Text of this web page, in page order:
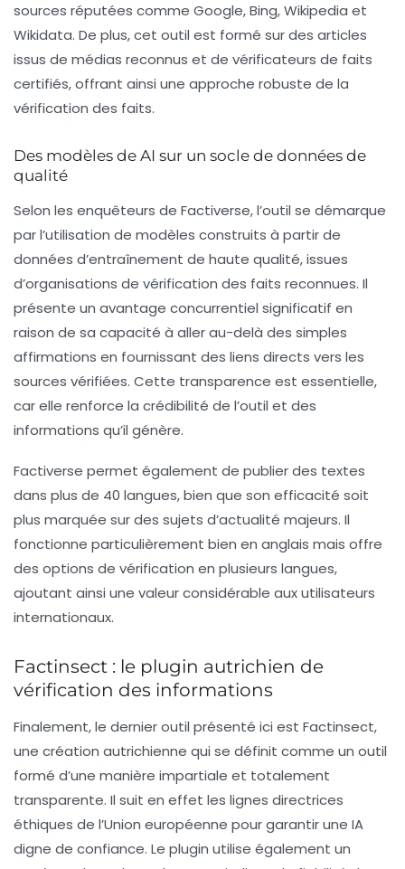
sources réputées comme Google,Bing,Wikipedia et
Wikidata. De plus, cet outil est formé sur des articles
issus de médias reconnus et de vérificateurs de faits
certifiés, offrant ainsi une approche robuste de la
vérification des faits.
Des modèles de AI sur un socle de données de
qualité
Selon les enquêteurs de Factiverse, l’outil se démarque
par l’utilisation de modèles construits à partir de
données d’entraînement de haute qualité, issues
d’organisations de vérification des faits reconnues. Il
présente un avantage concurrentiel significatif en
raison de sa capacité à aller au-delà des simples
affirmations en fournissant des liens directs vers les
sources vérifiées. Cette transparence est essentielle,
car elle renforce la crédibilité de l’outil et des
informations qu’il génère.
Factiverse permet également de publier des textes
dans plus de 40 langues, bien que son efficacité soit
plus marquée sur des sujets d’actualité majeurs. Il
fonctionne particulièrement bien en anglais mais offre
des options de vérification en plusieurs langues,
ajoutant ainsi une valeur considérable aux utilisateurs
internationaux.
Factinsect : le plugin autrichien de
vérification des informations
Finalement, le dernier outil présenté ici est Factinsect,
une création autrichienne qui se définit comme un outil
formé d’une manière impartiale et totalement
transparente. Il suit en effet les lignes directrices
éthiques de l’Union européenne pour garantir une IA
digne de confiance. Le plugin utilise également un